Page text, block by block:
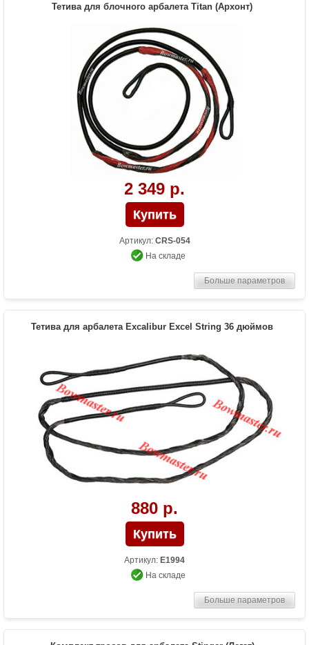
Тетива для блочного арбалета Titan (Архонт)
2 349 р.
Артикул: CRS-054
На складе
Больше параметров
Тетива для арбалета Excalibur Excel String 36 дюймов
880 р.
Артикул: E1994
На складе
Больше параметров